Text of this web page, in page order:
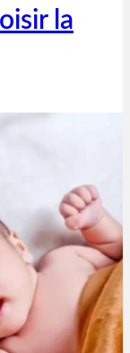
la